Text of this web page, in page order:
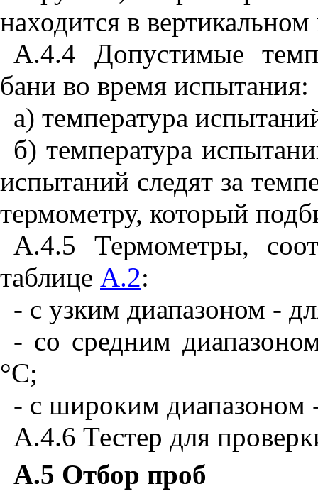
находится в
А.4.4 Допустимые
бани во время испытания:
а) температура
б) температура
испытаний следят за
термометру, который
А.4.5 Термометры,
таблице А.2:
- с узким диапазоном -
- со средним
°С;
- с широким диапазоном
А.4.6 Тестер для
A.5 Отбор проб